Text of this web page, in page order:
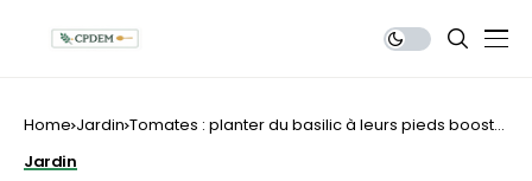
Home Jardin Tomates : planter du basilic à leurs pieds booste
Jardin